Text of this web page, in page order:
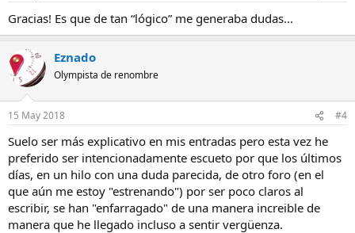
Gracias! Es que de tan “lógico” me generaba dudas...
Eznado
Olympista de renombre
15 May 2018 #4
Suelo ser más explicativo en mis entradas pero esta vez he
preferido ser intencionadamente escueto por que los últimos
días, en un hilo con una duda parecida, de otro foro (en el
que aún me estoy "estrenando") por ser poco claros al
escribir, se han "enfarragado" de una manera increible de
manera que he llegado incluso a sentir vergüenza.